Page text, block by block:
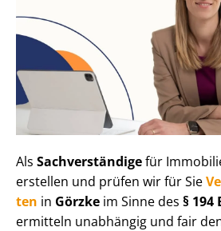
Als Sachverständigefür
erstellen und prüfen wir für Sie
ten in Görzke im Sinne des § 194
ermitteln unabhängig und fair